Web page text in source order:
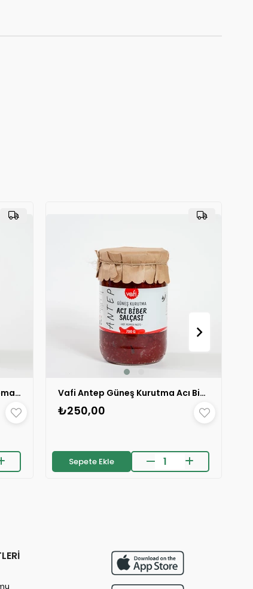
Vafi Antep Güneş Kurutma Domates Salçası 700 GR 1 ADET Vafi Antep Güneş Kurutma Acı Biber Salçası 700 GR 1 ADET
₺250,00
Sepete Ekle